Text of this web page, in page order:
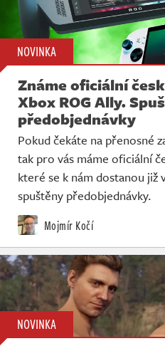
NOVINKA
Známe oficiální
Xbox ROG Ally.
předobjednávky
Pokud čekáte na přenosné
tak pro vás máme oficiální
které se k nám dostanou již
spuštěny předobjednávky.
Mojmír Kočí
NOVINKA